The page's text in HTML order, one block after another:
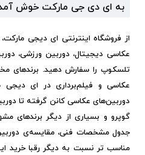
به ای دی جی مارکت خوش
از فروشگاه اینترنتی ای دیجی
عکاسی دیجیتال، دوربین ورزشی،
تلسکوپ را سفارش دهید. برندهای
عکاسی و فیلم‌برداری در ای
دوربین‌های عکاسی کانن گرفته تا
گوپرو و بسیاری از دیگر برندهای
جدول مشخصات فنی، مقایسه‌ی
مناسب تر نسبت به دیگر رقبا خرید